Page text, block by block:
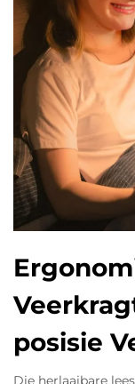
posisie
Die herlaaibare